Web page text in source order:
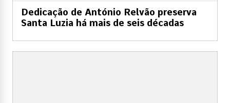
Dedicação de António Relvão preserva
Santa Luzia há mais de seis décadas